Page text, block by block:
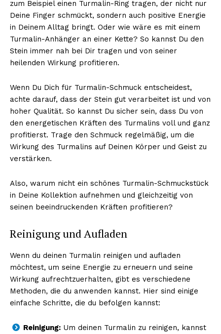
zum Beispiel einen Turmalin-Ring tragen, der nicht nur
Deine Finger schmückt, sondern auch positive Energie
in Deinem Alltag bringt. Oder wie wäre es mit einem
Turmalin-Anhänger an einer Kette? So kannst Du den
Stein immer nah bei Dir tragen und von seiner
heilenden Wirkung profitieren.
Wenn Du Dich für Turmalin-Schmuck entscheidest,
achte darauf, dass der Stein gut verarbeitet ist und von
hoher Qualität. So kannst Du sicher sein, dass Du von
den energetischen Kräften des Turmalins voll und ganz
profitierst. Trage den Schmuck regelmäßig, um die
Wirkung des Turmalins auf Deinen Körper und Geist zu
verstärken.
Also, warum nicht ein schönes Turmalin-Schmuckstück
in Deine Kollektion aufnehmen und gleichzeitig von
seinen beeindruckenden Kräften profitieren?
Reinigung und Aufladen
Wenn du deinen Turmalin reinigen und aufladen
möchtest, um seine Energie zu erneuern und seine
Wirkung aufrechtzuerhalten, gibt es verschiedene
Methoden, die du anwenden kannst. Hier sind einige
einfache Schritte, die du befolgen kannst:
Reinigung: Um deinen Turmalin zu reinigen, kannst